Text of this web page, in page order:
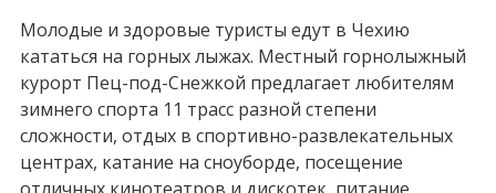
Молодые и здоровые туристы едут в Чехию
кататься на горных лыжах. Местный горнолыжный
курорт Пец-под-Снежкой предлагает любителям
зимнего спорта 11 трасс разной степени
сложности, отдых в спортивно-развлекательных
центрах, катание на сноуборде, посещение